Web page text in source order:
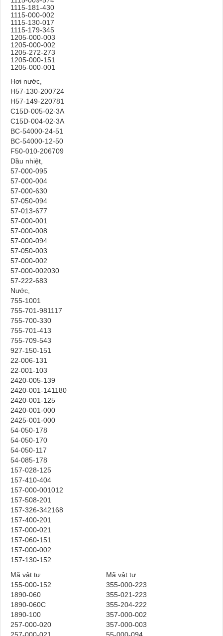
1115-181-430
1115-000-002
1115-130-017
1115-179-345
1205-000-003
1205-000-002
1205-272-273
1205-000-151
1205-000-001
Hơi nước,
H57-130-200724
H57-149-220781
C15D-005-02-3A
C15D-004-02-3A
BC-54000-24-51
BC-54000-12-50
F50-010-206709
Dầu nhiệt,
57-000-095
57-000-004
57-000-630
57-050-094
57-013-677
57-000-001
57-000-008
57-000-094
57-050-003
57-000-002
57-000-002030
57-222-683
Nước,
755-1001
755-701-981117
755-700-330
755-701-413
755-709-543
927-150-151
22-006-131
22-001-103
2420-005-139
2420-001-141180
2420-001-125
2420-001-000
2425-001-000
54-050-178
54-050-170
54-050-117
54-085-178
157-028-125
157-410-404
157-000-001012
157-508-201
157-326-342168
157-400-201
157-000-021
157-060-151
157-000-002
157-130-152
Mã vật tư
Mã vật tư
155-000-152
355-000-223
1890-060
355-021-223
1890-060C
355-204-222
1890-100
357-000-002
257-000-020
357-000-003
257-000-021
55-000-094